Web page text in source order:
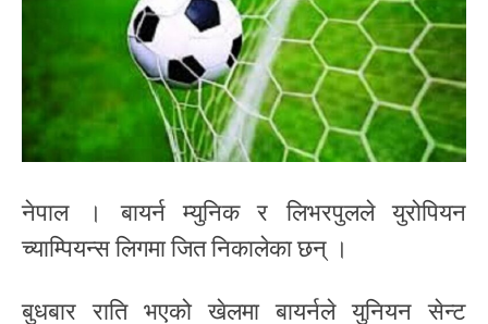
नेपाल । बायर्न म्युनिक र लिभरपुलले युरोपियन
च्याम्पियन्स लिगमा जित निकालेका छन् ।
बुधबार राति भएको खेलमा बायर्नले युनियन सेन्ट